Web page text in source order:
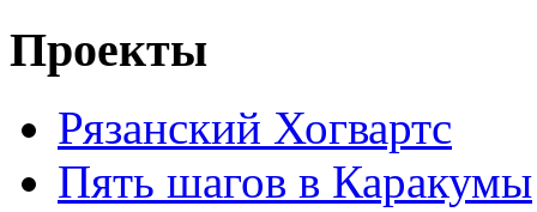
Проекты
Рязанский Хогвартс
Пять шагов в Каракумы